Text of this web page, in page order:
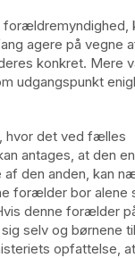
agere på vegne
konkret. Mere
udgangspunkt
hvor det ved fælles
antages, at den
af den anden, kan
forælder bor alene
denne forælder
selv og børnene
opfattelse,